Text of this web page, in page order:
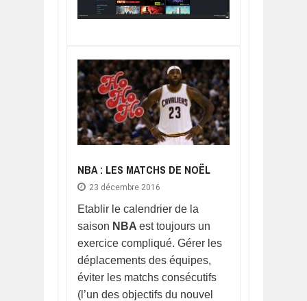
NBA : LES MATCHS DE NOËL
23 décembre 2016
Etablir le calendrier de la
saison NBA est toujours un
exercice compliqué. Gérer les
déplacements des équipes,
éviter les matchs consécutifs
(l’un des objectifs du nouvel